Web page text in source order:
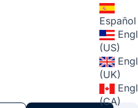
Español
(US)
(UK)
(CA)